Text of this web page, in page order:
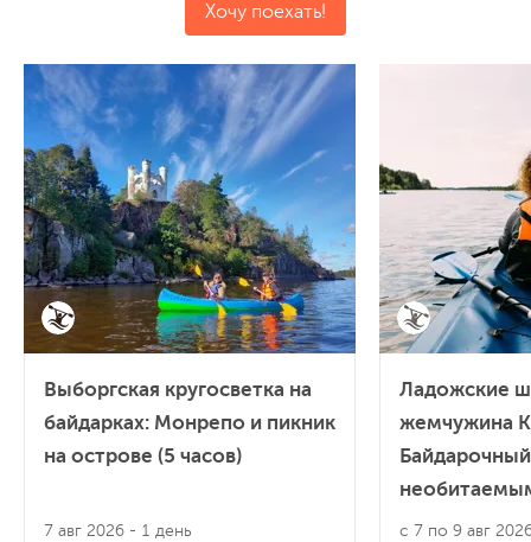
Хочу поехать!
Выборгская кругосветка на
байдарках: Монрепо и пикник
на острове (5 часов)
7 авг 2026 - 1 день
Ладожские
жемчужина
с 7 по 9 авг